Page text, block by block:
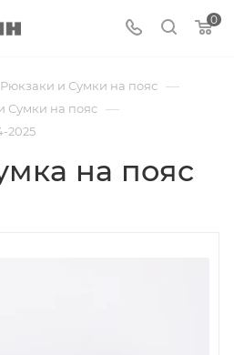
0
Рюкзаки и Сумки на пояс —
Сумки на пояс —
2025
на пояс